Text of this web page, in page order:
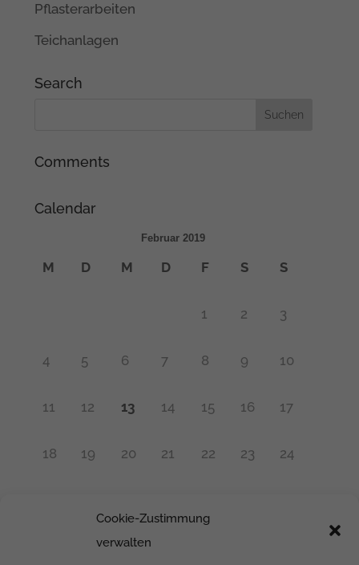
Cookie-Zustimmung
verwalten
Pflasterarbeiten
Teichanlagen
Search
Comments
Calendar
Februar 2019
M D M D F S S
1 2 3
4 5 6 7 8 9 10
11 12 13 14 15 16 17
18 19 20 21 22 23 24